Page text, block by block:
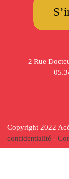
2 Rue
Copyright 2022
confidentialité -